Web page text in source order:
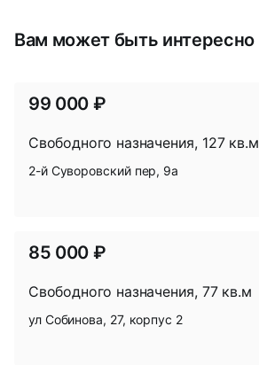
Вам может быть интересно
99 000 ₽
Свободного назначения, 127 кв.м
2-й Суворовский пер, 9а
85 000 ₽
Свободного назначения, 77 кв.м
ул Собинова, 27, корпус 2